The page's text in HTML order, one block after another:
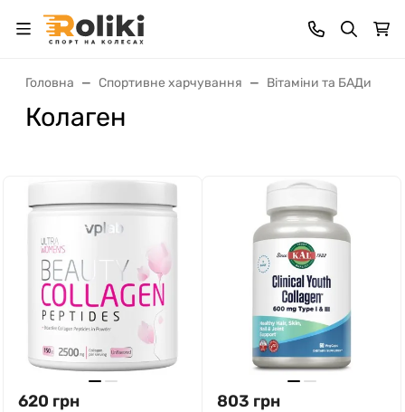
Головна Спортивне харчування Вітаміни та БАДи
Колаген
620 грн 803 грн